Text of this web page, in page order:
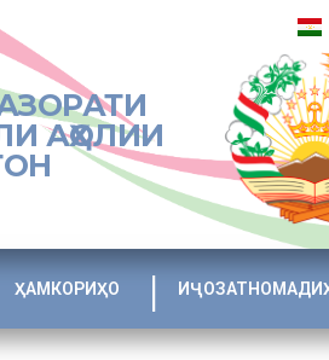
АҲОЛИИ
ҲАМКОРИҲО